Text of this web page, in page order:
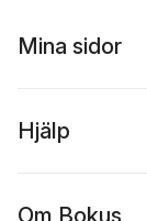
Mina sidor
Hjälp
Om Bokus